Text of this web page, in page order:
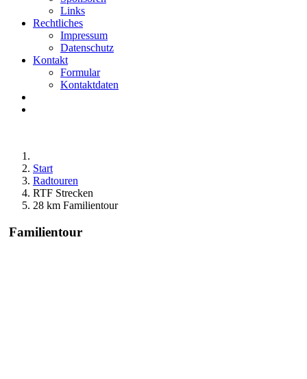
Links
Rechtliches
Impressum
Datenschutz
Kontakt
Formular
Kontaktdaten
Start
Radtouren
RTF Strecken
28 km Familientour
Familientour